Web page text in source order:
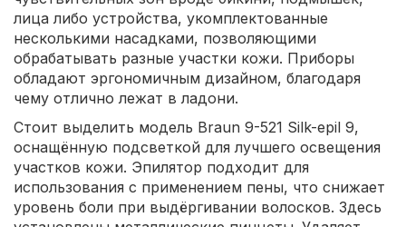
лица либо устройства, укомплектованные
несколькими насадками, позволяющими
обрабатывать разные участки кожи. Приборы
обладают эргономичным дизайном, благодаря
чему отлично лежат в ладони.
Стоит выделить модель Braun 9-521 Silk-epil 9,
оснащённую подсветкой для лучшего освещения
участков кожи. Эпилятор подходит для
использования с применением пены, что снижает
уровень боли при выдёргивании волосков. Здесь